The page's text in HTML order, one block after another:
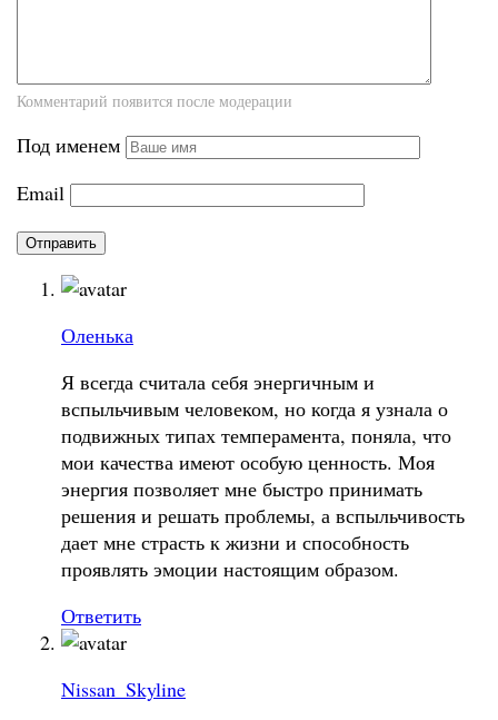
Комментарий появится после модерации
Под именем
Email
Оленька
Я всегда считала себя энергичным и
вспыльчивым человеком, но когда я узнала о
подвижных типах темперамента, поняла, что
мои качества имеют особую ценность. Моя
энергия позволяет мне быстро принимать
решения и решать проблемы, а вспыльчивость
дает мне страсть к жизни и способность
проявлять эмоции настоящим образом.
Ответить
Nissan_Skyline